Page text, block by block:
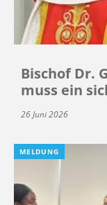
Bischof Dr.
muss ein
26 Juni 2026
MELDUNG